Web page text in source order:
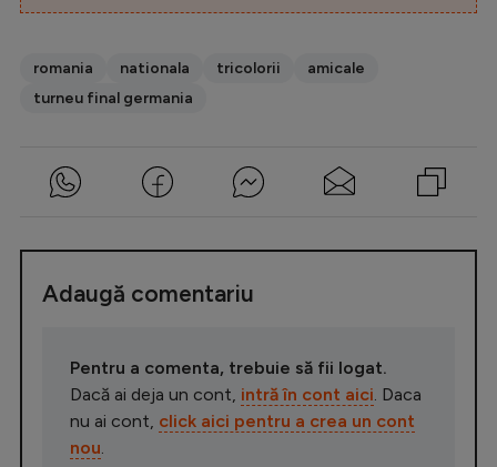
romania nationala tricolorii
amicale
turneu final germania
Adaugă comentariu
Pentru a comenta, trebuie să fii logat.
Dacă ai deja un cont, intră în cont aici . Daca
nu ai cont, click aici pentru a crea un cont
nou